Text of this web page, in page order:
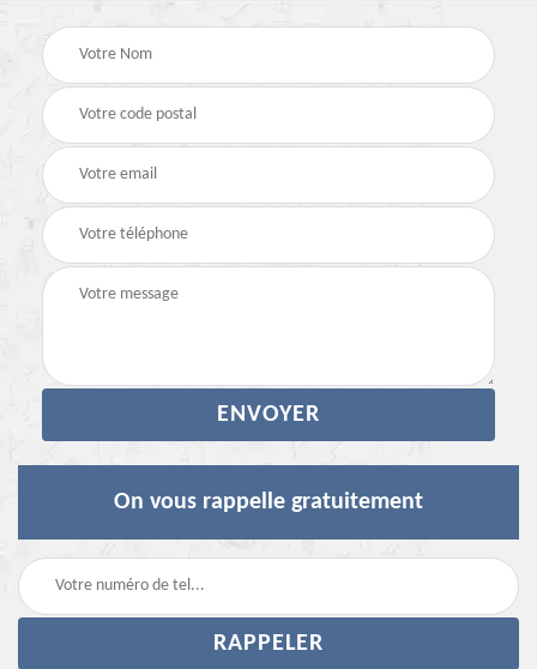
On vous rappelle gratuitement